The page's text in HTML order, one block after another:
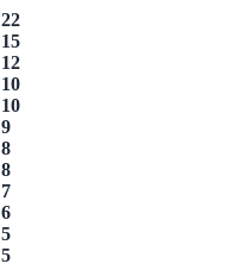
22
15
​12
​10
10
9
​8
​8
​7
6
​5
​5